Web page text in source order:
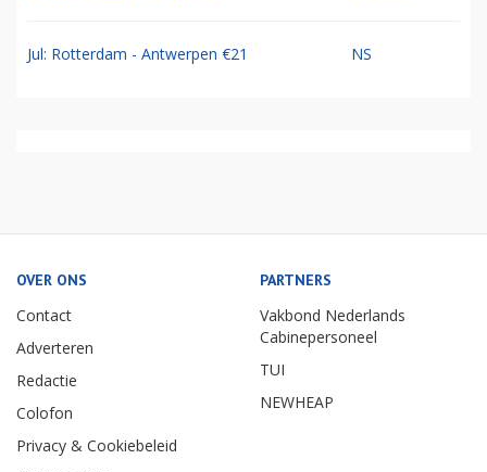
Jul: Rotterdam - Antwerpen €21 NS
OVER ONS
Contact
Adverteren
Redactie
Colofon
Privacy & Cookiebeleid
PARTNERS
Vakbond Nederlands
Cabinepersoneel
TUI
NEWHEAP